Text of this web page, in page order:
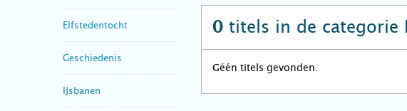
Elfstedentocht
Geschiedenis
IJsbanen
0 titels in de categorie
Géén titels gevonden.